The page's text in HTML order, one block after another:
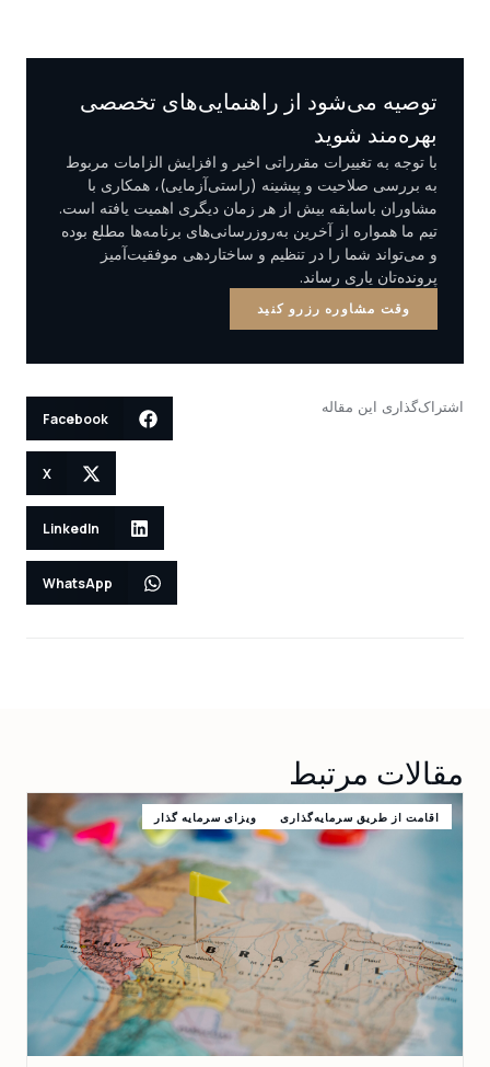
توصیه می‌شود از راهنمایی‌های تخصصی
بهره‌مند شوید
با توجه به تغییرات مقرراتی اخیر و افزایش الزامات مربوط
به بررسی صلاحیت و پیشینه (راستی‌آزمایی)، همکاری با
مشاوران باسابقه بیش از هر زمان دیگری اهمیت یافته است.
تیم ما همواره از آخرین به‌روزرسانی‌های برنامه‌ها مطلع بوده
و می‌تواند شما را در تنظیم و ساختاردهی موفقیت‌آمیز
پرونده‌تان یاری رساند.
وقت مشاوره رزرو کنید
اشتراک‌گذاری این مقاله
Facebook
X
LinkedIn
WhatsApp
مقالات مرتبط
اقامت از طریق سرمایه‌گذاری ویزای سرمایه گذار